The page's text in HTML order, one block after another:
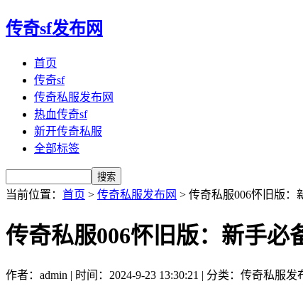
传奇sf发布网
首页
传奇sf
传奇私服发布网
热血传奇sf
新开传奇私服
全部标签
当前位置： 首页 > 传奇私服发布网 > 传奇私服006怀旧版：
传奇私服006怀旧版：新手必
作者：admin | 时间：2024-9-23 13:30:21 | 分类：传奇私服发